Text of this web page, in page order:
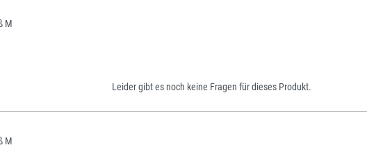
M
Leider gibt es noch keine Fragen für dieses Produkt.
M